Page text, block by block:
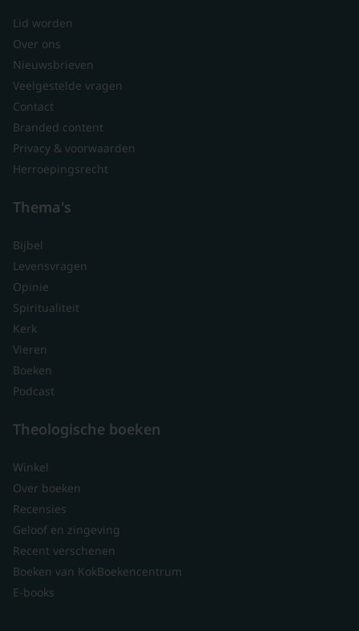
Lid worden
Over ons
Nieuwsbrieven
Veelgestelde vragen
Contact
Branded content
Privacy & voorwaarden
Herroepingsrecht
Thema's
Bijbel
Levensvragen
Opinie
Spiritualiteit
Kerk
Vieren
Boeken
Podcast
Theologische boeken
Winkel
Over boeken
Recensies
Geloof en zingeving
Recent verschenen
Boeken van KokBoekencentrum
E-books